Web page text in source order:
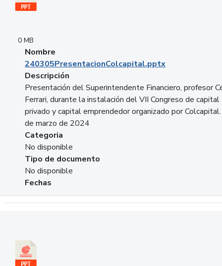
0 MB
Nombre
240305PresentacionColcapital.pptx
Descripción
Presentación del Superintendente Financiero, profesor
Ferrari, durante la instalación del VII Congreso de capital
privado y capital emprendedor organizado por
de marzo de 2024
Categoria
No disponible
Tipo de documento
No disponible
Fechas